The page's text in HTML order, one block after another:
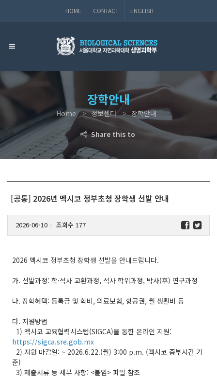
HOME CONTACT ENGLISH
장학안내
Home 정보센터 장학안내
Share this to
[공통] 2026년 멕시코 정부초청 장학생 선발 안내
2026-06-10 l 조회수 177
2026 멕시코 정부초청 장학생 선발을 안내드립니다.
가. 선발과정: 학·석사 교환과정, 석사 학위과정, 박사(후) 연구과정
나. 장학혜택: 등록금 및 학비, 의료보험, 항공권, 월 생활비 등
다. 지원방법
1) 멕시코 교육협력시스템(SIGCA)을 통한 온라인 지원:
https://sigca.sre.gob.mx
2) 지원 마감일: ~ 2026.6.22.(월) 3:00 p.m. (멕시코 중부시간 기
준)
3) 제출서류 등 세부 사항: <붙임> 파일 참조